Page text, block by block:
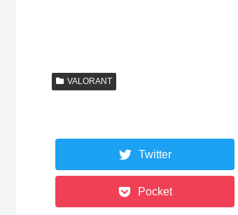
VALORANT
Twitter
Pocket